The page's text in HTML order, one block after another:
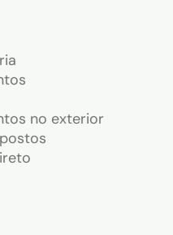
no exterior